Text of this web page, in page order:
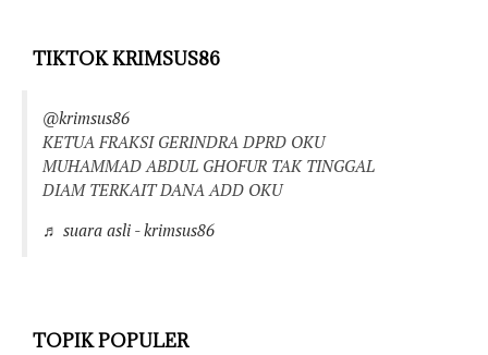
TIKTOK KRIMSUS86
@krimsus86
KETUA FRAKSI GERINDRA DPRD OKU
MUHAMMAD ABDUL GHOFUR TAK TINGGAL
DIAM TERKAIT DANA ADD OKU
♬ suara asli - krimsus86
TOPIK POPULER